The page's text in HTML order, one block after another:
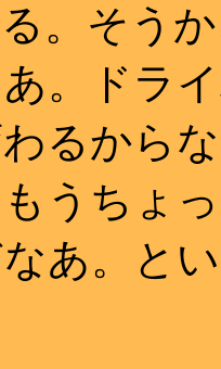
。そう
。ドラ
るから
うちょ
あ。と